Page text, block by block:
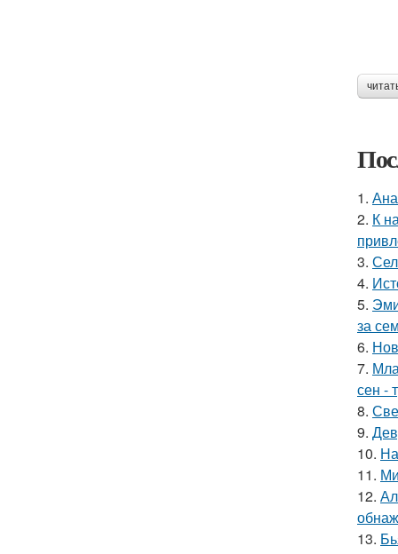
1.
2. К
3.
4.
5.
за
6.
7.
сен -
8.
9.
10.
11.
12.
13.